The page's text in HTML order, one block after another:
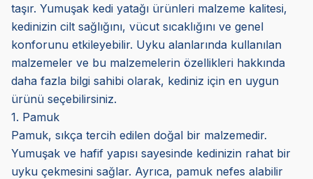
taşır. Yumuşak kedi yatağı ürünleri malzeme kalitesi,
kedinizin cilt sağlığını, vücut sıcaklığını ve genel
konforunu etkileyebilir. Uyku alanlarında kullanılan
malzemeler ve bu malzemelerin özellikleri hakkında
daha fazla bilgi sahibi olarak, kediniz için en uygun
ürünü seçebilirsiniz.
1. Pamuk
Pamuk, sıkça tercih edilen doğal bir malzemedir.
Yumuşak ve hafif yapısı sayesinde kedinizin rahat bir
uyku çekmesini sağlar. Ayrıca, pamuk nefes alabilir